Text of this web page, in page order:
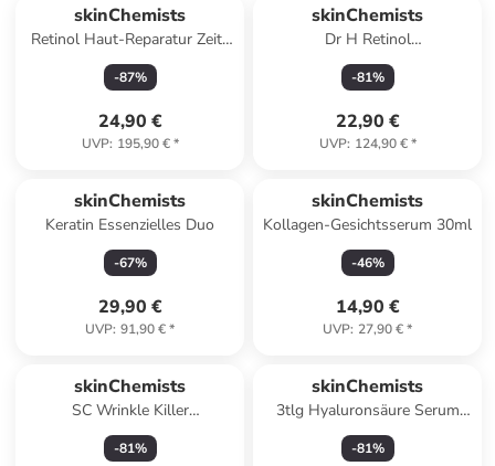
skinChemists
Retinol Haut-Reparatur Zeit-
Umkehr Nacht-
Feuchtigkeitscreme 30ml
-87%
24,90 €
UVP: 195,90 €*
skinChemists
Dr H Retinol
Nachtfeuchtigkeitspflege 60ml
-81%
22,90 €
UVP: 124,90 €*
skinChemists
Keratin Essenzielles Duo
-67%
29,90 €
UVP: 91,90 €*
skinChemists
Kollagen-Gesichtsserum 30ml
-46%
14,90 €
UVP: 27,90 €*
skinChemists
SC Wrinkle Killer
Gesichtsserum 30ml
-81%
skinChemists
3tlg Hyaluronsäure Serum
30ml + Hyaluronsäure
Nachtcreme 60ml
-81%